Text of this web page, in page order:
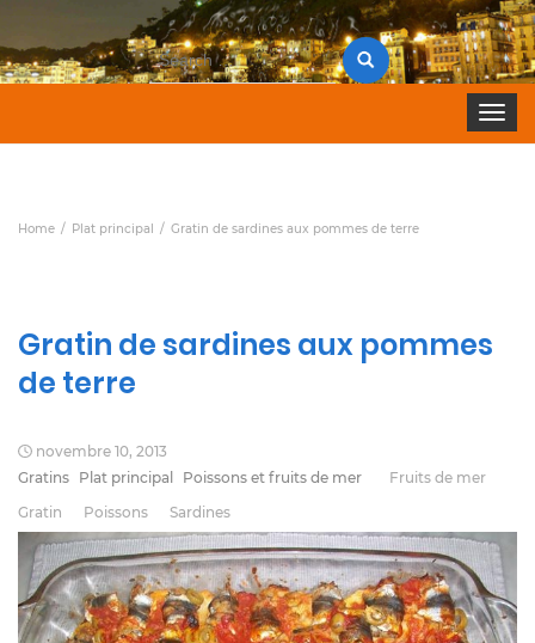
Search
for:
Toggle
Home Plat principal Gratin de sardines aux pommes de terre
Gratin de sardines aux pommes
de terre
novembre 10, 2013
Gratins Plat principal Poissons et fruits de mer
Fruits de mer
Gratin
Poissons Sardines